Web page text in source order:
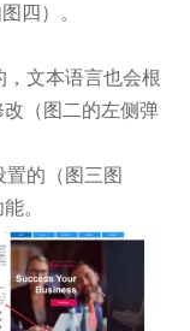
四）。
文本语言也会根
（图二的左侧弹
的（图三图
。